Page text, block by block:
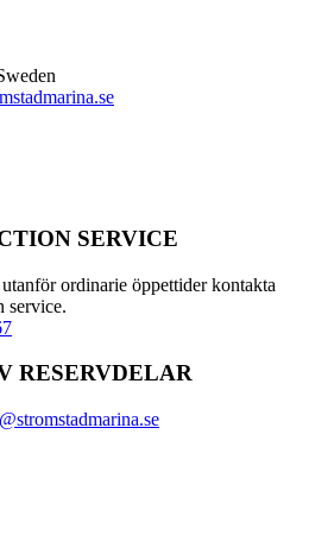
SERVICE
ordinarie öppettider kontakta
service.
RESERVDELAR